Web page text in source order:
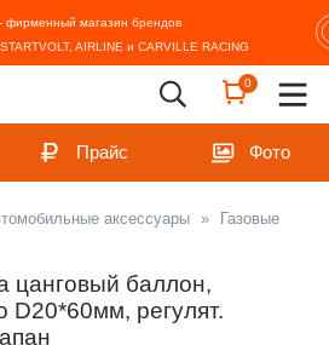
магазин брендов
AIRLINE и CARVILLE RACING
0
Прайс Фото
аксессуары »
Газовые
цанговый баллон,
D20*60мм, регулят.